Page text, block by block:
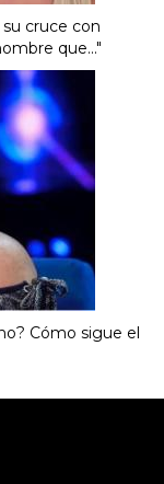
cruce con
que..."
Cómo sigue el